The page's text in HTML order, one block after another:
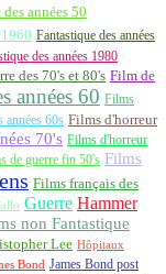
des années 50
Fantastique des années
des années 1980
des 70's et 80's Film de
années 60 Films
années 60s Films d'horreur
70's Films d'horreur
de guerre fin 50's Films
Films français des
Guerre Hammer
non Fantastique
Lee Hôpitaux
Bond James Bond post